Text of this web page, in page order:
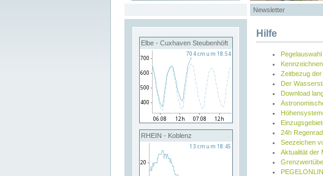
Newsletter
Elbe - Cuxhaven Steubenhöft
RHEIN - Koblenz
Hilfe
Zeitbezug
Der
Download
24h
Seezeichen
Aktualität der